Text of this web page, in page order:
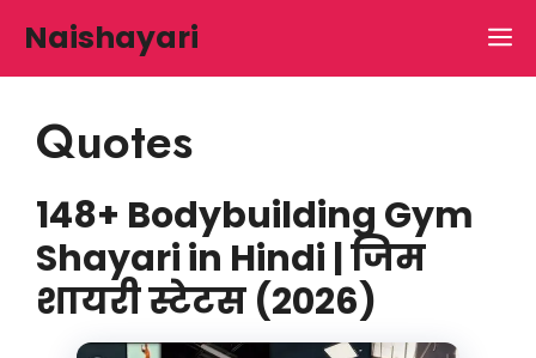
Naishayari
Quotes
148+ Bodybuilding Gym
Shayari in Hindi | जिम
शायरी स्टेटस (2026)